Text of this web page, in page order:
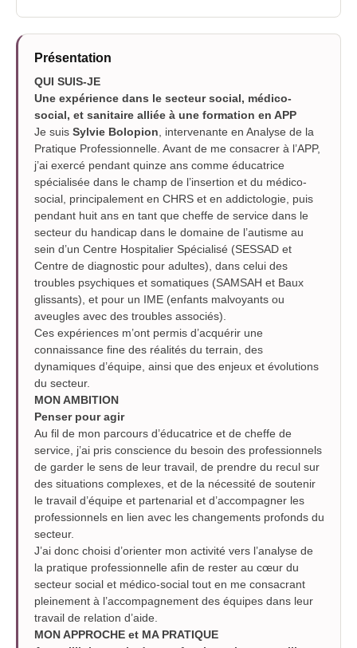
Présentation
QUI SUIS-JE
Une expérience dans le secteur social, médico-
social, et sanitaire alliée à une formation en APP
Je suis Sylvie Bolopion , intervenante en Analyse de la
Pratique Professionnelle. Avant de me consacrer à l’APP,
j’ai exercé pendant quinze ans comme éducatrice
spécialisée dans le champ de l’insertion et du médico-
social, principalement en CHRS et en addictologie, puis
pendant huit ans en tant que cheffe de service dans le
secteur du handicap dans le domaine de l’autisme au
sein d’un Centre Hospitalier Spécialisé (SESSAD et
Centre de diagnostic pour adultes), dans celui des
troubles psychiques et somatiques (SAMSAH et Baux
glissants), et pour un IME (enfants malvoyants ou
aveugles avec des troubles associés).
Ces expériences m’ont permis d’acquérir une
connaissance fine des réalités du terrain, des
dynamiques d’équipe, ainsi que des enjeux et évolutions
du secteur.
MON AMBITION
Penser pour agir
Au fil de mon parcours d’éducatrice et de cheffe de
service, j’ai pris conscience du besoin des professionnels
de garder le sens de leur travail, de prendre du recul sur
des situations complexes, et de la nécessité de soutenir
le travail d’équipe et partenarial et d’accompagner les
professionnels en lien avec les changements profonds du
secteur.
J’ai donc choisi d’orienter mon activité vers l’analyse de
la pratique professionnelle afin de rester au cœur du
secteur social et médico-social tout en me consacrant
pleinement à l’accompagnement des équipes dans leur
travail de relation d’aide.
MON APPROCHE et MA PRATIQUE